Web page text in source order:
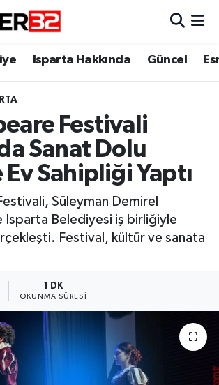
Isparta Hakkında Güncel
Festivali
Sanat Dolu
Sahipliği Yaptı
Süleyman Demirel
Isparta Belediyesi iş birliğiyle
Festival, kültür ve sanata
1 DK
OKUNMA SÜRESI
ki;
Eczaneler
Yoğunluk Haritası
Durumu ve Fikstür
Haberleri